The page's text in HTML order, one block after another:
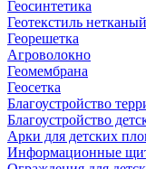
Геосинтетика
Геотекстиль нетканый
Георешетка
Агроволокно
Геомембрана
Геосетка
Благоустройство
Благоустройство
Арки для детских
Информационные